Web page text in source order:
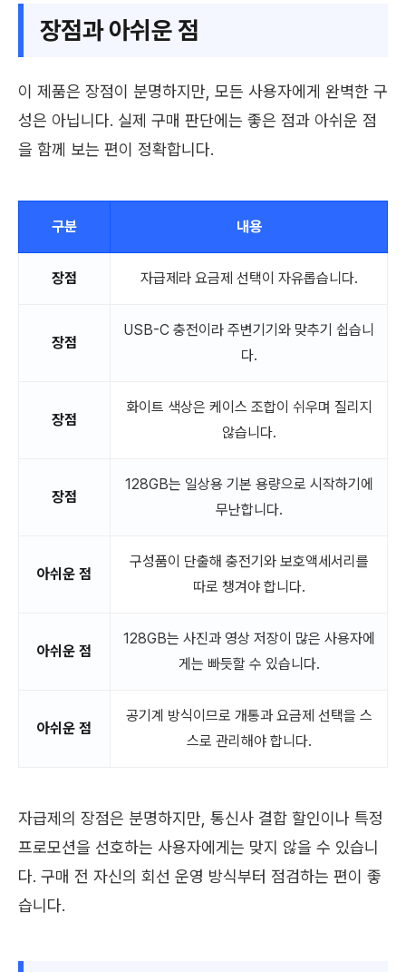
장점과 아쉬운 점
이 제품은 장점이 분명하지만, 모든 사용자에게 완벽한 구
성은 아닙니다. 실제 구매 판단에는 좋은 점과 아쉬운 점
을 함께 보는 편이 정확합니다.
구분 내용
장점 자급제라 요금제 선택이 자유롭습니다.
장점
USB-C 충전이라 주변기기와 맞추기 쉽습니
다.
장점
화이트 색상은 케이스 조합이 쉬우며 질리지
않습니다.
장점
128GB는 일상용 기본 용량으로 시작하기에
무난합니다.
아쉬운 점
구성품이 단출해 충전기와 보호액세서리를
따로 챙겨야 합니다.
아쉬운 점
128GB는 사진과 영상 저장이 많은 사용자에
게는 빠듯할 수 있습니다.
아쉬운 점
공기계 방식이므로 개통과 요금제 선택을 스
스로 관리해야 합니다.
자급제의 장점은 분명하지만, 통신사 결합 할인이나 특정
프로모션을 선호하는 사용자에게는 맞지 않을 수 있습니
다. 구매 전 자신의 회선 운영 방식부터 점검하는 편이 좋
습니다.